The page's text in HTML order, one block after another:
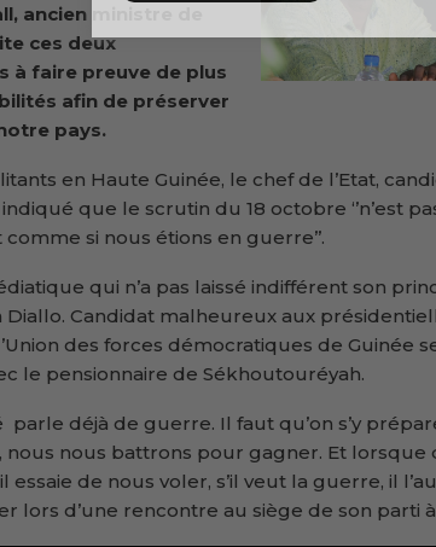
ancien ministre de
ces deux
à faire preuve de plus
afin de préserver
pays.
en Haute Guinée, le chef de l’Etat,
que le scrutin du 18 octobre ‘’n’est
comme si nous étions en guerre’’.
qui n’a pas laissé indifférent son
Candidat malheureux aux
des forces démocratiques de Guinée
le pensionnaire de Sékhoutouréyah.
parle déjà de guerre. Il faut qu’on s’y
nous nous battrons pour gagner. Et lorsque
essaie de nous voler, s’il veut la guerre, il
lors d’une rencontre au siège de son parti